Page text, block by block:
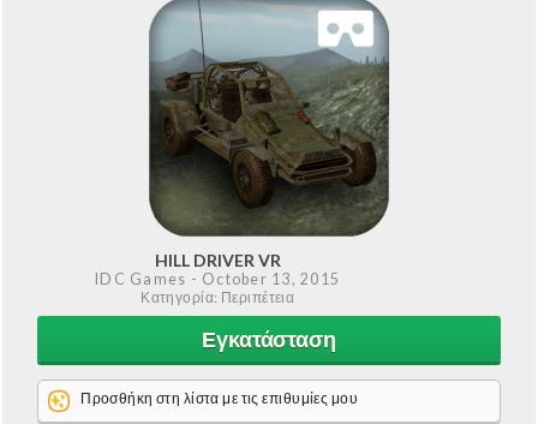
HILL DRIVER VR
IDC Games - October 13, 2015
Κατηγορία: Περιπέτεια
Εγκατάσταση
Προσθήκη στη λίστα με τις επιθυμίες μου